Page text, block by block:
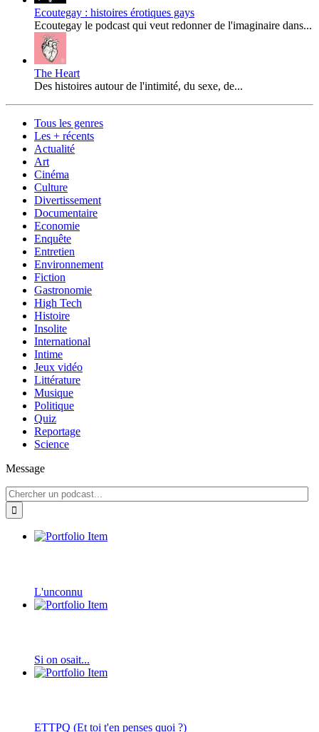
Ecoutegay : histoires érotiques gays
Ecoutegay le podcast qui veut redonner de l'imaginaire dans...
The Heart
Des histoires autour de l'intimité, du sexe, de...
Tous les genres
Les + récents
Actualité
Art
Cinéma
Culture
Divertissement
Documentaire
Economie
Enquête
Entretien
Environnement
Fiction
Gastronomie
High Tech
Histoire
Insolite
International
Intime
Jeux vidéo
Littérature
Musique
Politique
Quiz
Reportage
Science
Message
L'unconnu
Si on osait...
ETTPQ (Et toi t'en penses quoi ?)